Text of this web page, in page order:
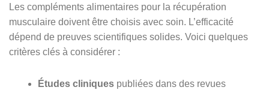
Les compléments alimentaires pour la récupération
musculaire doivent être choisis avec soin. L’efficacité
dépend de preuves scientifiques solides. Voici quelques
critères clés à considérer :
Études cliniques publiées dans des revues